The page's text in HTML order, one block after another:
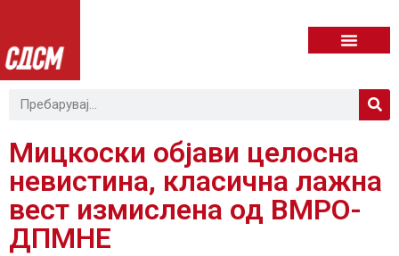
Мицкоски објави целосна
невистина, класична лажна
вест измислена од ВМРО-
ДПМНЕ